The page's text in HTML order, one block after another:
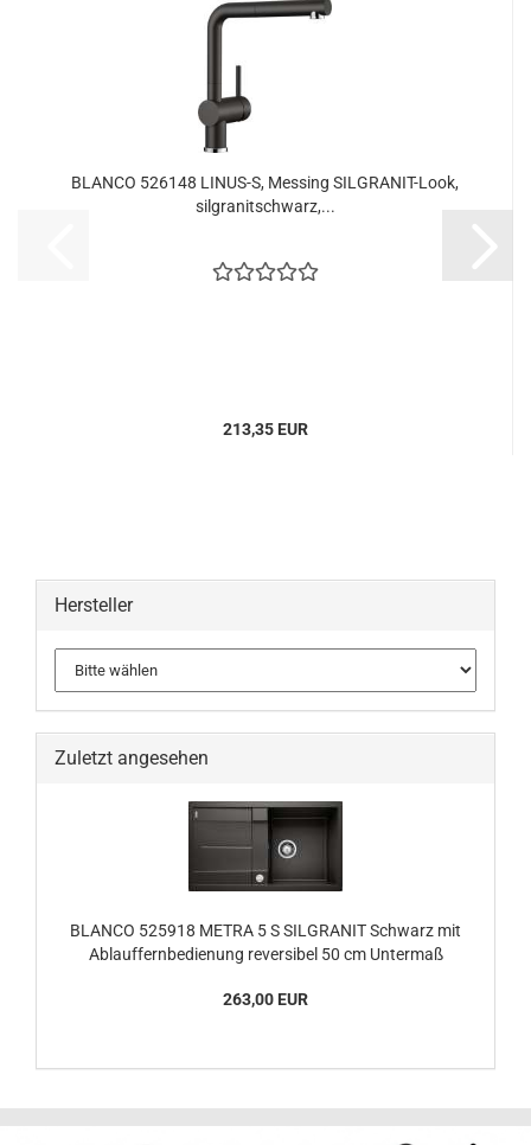
BLANCO 526148 LINUS-S, Messing SILGRANIT-Look,
silgranitschwarz,...
213,35 EUR
Hersteller
Zuletzt angesehen
BLANCO 525918 METRA 5 S SILGRANIT Schwarz mit
Ablauffernbedienung reversibel 50 cm Untermaß
263,00 EUR